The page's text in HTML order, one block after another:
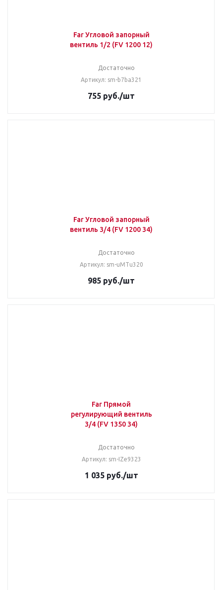
Far Угловой запорный
вентиль 1/2 (FV 1200 12)
Достаточно
Артикул: sm-b7ba321
755 руб./шт
Far Угловой запорный
вентиль 3/4 (FV 1200 34)
Достаточно
Артикул: sm-uMTu320
985 руб./шт
Far Прямой
регулирующий вентиль
3/4 (FV 1350 34)
Достаточно
Артикул: sm-IZe9323
1 035руб./шт